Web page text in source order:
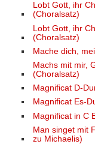
Lobt Gott, ihr
(Choralsatz)
Lobt Gott, ihr
(Choralsatz)
Mache dich,
Machs mit mir,
(Choralsatz)
Magnificat D-
Magnificat Es-
Magnificat in C
Man singet mit
zu Michaelis)